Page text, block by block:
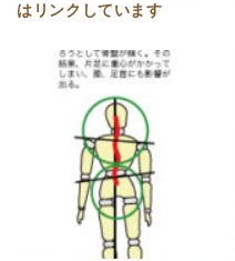
はリンクしています